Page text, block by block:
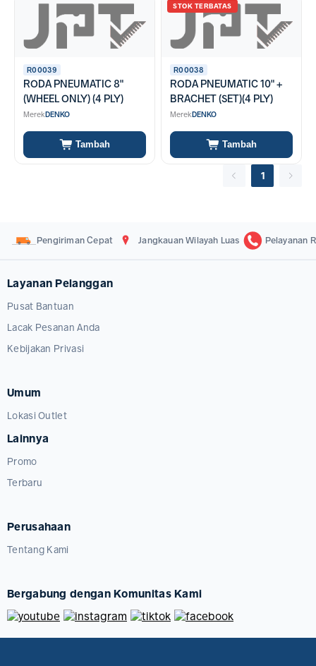
R00039
RODA PNEUMATIC 8"
(WHEEL ONLY) (4 PLY)
MerekDENKO
Tambah
STOK TERBATAS
R00038
RODA PNEUMATIC 10" +
BRACHET (SET)(4 PLY)
MerekDENKO
Tambah
1
Pengiriman Cepat Jangkauan Wilayah Luas Pelayanan
Layanan Pelanggan
Pusat Bantuan
Lacak Pesanan Anda
Kebijakan Privasi
Umum
Lokasi Outlet
Lainnya
Promo
Terbaru
Perusahaan
Tentang Kami
Bergabung dengan Komunitas Kami